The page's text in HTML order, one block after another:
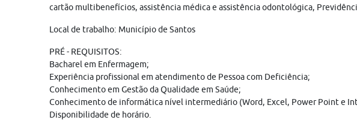
cartão multibenefícios, assistência médica e assistência odontológica,
Local de trabalho: Município de Santos
PRÉ - REQUISITOS:
Bacharel em Enfermagem;
Experiência profissional em atendimento de Pessoa com Deficiência;
Conhecimento em Gestão da Qualidade em Saúde;
Conhecimento de informática nível intermediário (Word, Excel, Power Point e
Disponibilidade de horário.